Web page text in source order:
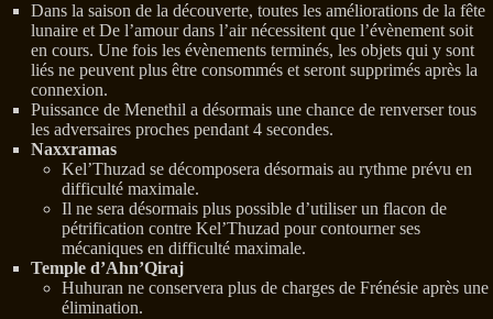
Dans la saison de la découverte, toutes les améliorations de la fête
lunaire et De l’amour dans l’air nécessitent que l’évènement soit
en cours. Une fois les évènements terminés, les objets qui y sont
liés ne peuvent plus être consommés et seront supprimés après la
connexion.
Puissance de Menethil a désormais une chance de renverser tous
les adversaires proches pendant 4 secondes.
Naxxramas
Kel’Thuzad se décomposera désormais au rythme prévu en
difficulté maximale.
Il ne sera désormais plus possible d’utiliser un flacon de
pétrification contre Kel’Thuzad pour contourner ses
mécaniques en difficulté maximale.
Temple d’Ahn’Qiraj
Huhuran ne conservera plus de charges de Frénésie après une
élimination.